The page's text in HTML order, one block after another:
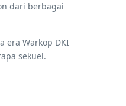
dari berbagai
era Warkop DKI
sekuel.